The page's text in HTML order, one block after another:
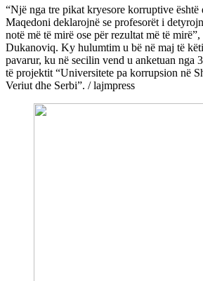
“Një nga tre pikat kryesore korruptive është
Maqedoni deklarojnë se profesorët i
notë më të mirë ose për rezultat më të
Dukanoviq. Ky hulumtim u bë në maj të
pavarur, ku në secilin vend u anketuan nga
të projektit “Universitete pa korrupsion në
Veriut dhe Serbi”. / lajmpress